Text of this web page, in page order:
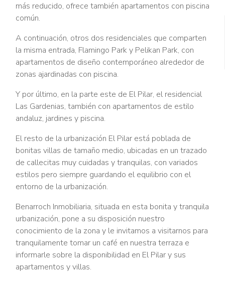
más reducido, ofrece también apartamentos con piscina
común.
A continuación, otros dos residenciales que comparten
la misma entrada, Flamingo Park y Pelikan Park, con
apartamentos de diseño contemporáneo alrededor de
zonas ajardinadas con piscina.
Y por último, en la parte este de El Pilar, el residencial
Las Gardenias, también con apartamentos de estilo
andaluz, jardines y piscina.
El resto de la urbanización El Pilar está poblada de
bonitas villas de tamaño medio, ubicadas en un trazado
de callecitas muy cuidadas y tranquilas, con variados
estilos pero siempre guardando el equilibrio con el
entorno de la urbanización.
Benarroch Inmobiliaria, situada en esta bonita y tranquila
urbanización, pone a su disposición nuestro
conocimiento de la zona y le invitamos a visitarnos para
tranquilamente tomar un café en nuestra terraza e
informarle sobre la disponibilidad en El Pilar y sus
apartamentos y villas.